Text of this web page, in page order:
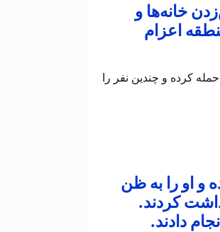
خانه‌ها و
اعزام
کرده و چندین نفر را
و او را به ظن
کردند.
دادند.